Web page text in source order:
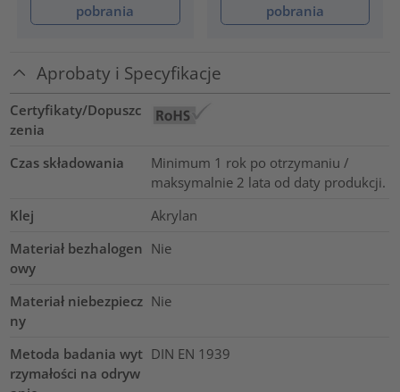
pobrania
pobrania
Aprobaty i Specyfikacje
Certyfikaty/Dopuszc
zenia
Czas składowania
Minimum 1 rok po otrzymaniu /
maksymalnie 2 lata od daty produkcji.
Klej
Akrylan
Materiał bezhalogen
owy
Nie
Materiał niebezpiecz
ny
Nie
Metoda badania wyt
rzymałości na odryw
DIN EN 1939